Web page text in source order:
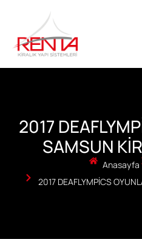
2017
SAMSUN
Anasayfa
2017 DEAFLYMPİCS